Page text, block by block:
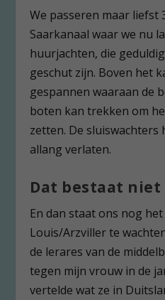
We passeren maar liefst
Saarkanaal waar we nu
huurjachten, die
geschut zijn. Boven het
gespannen waaraan de
boten kan trekken om
zetten. De sluiswachters
allang verlaten.
Dat bestaat niet
En dan staat ons nog
Louis/Arzviller te
de lerares van de
tegen mijn vrouw in de
vertelde wat ze in